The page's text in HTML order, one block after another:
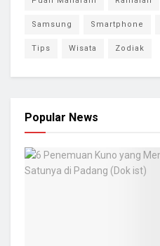
Samsung Smartphone
Tips Wisata Zodiak
Popular News